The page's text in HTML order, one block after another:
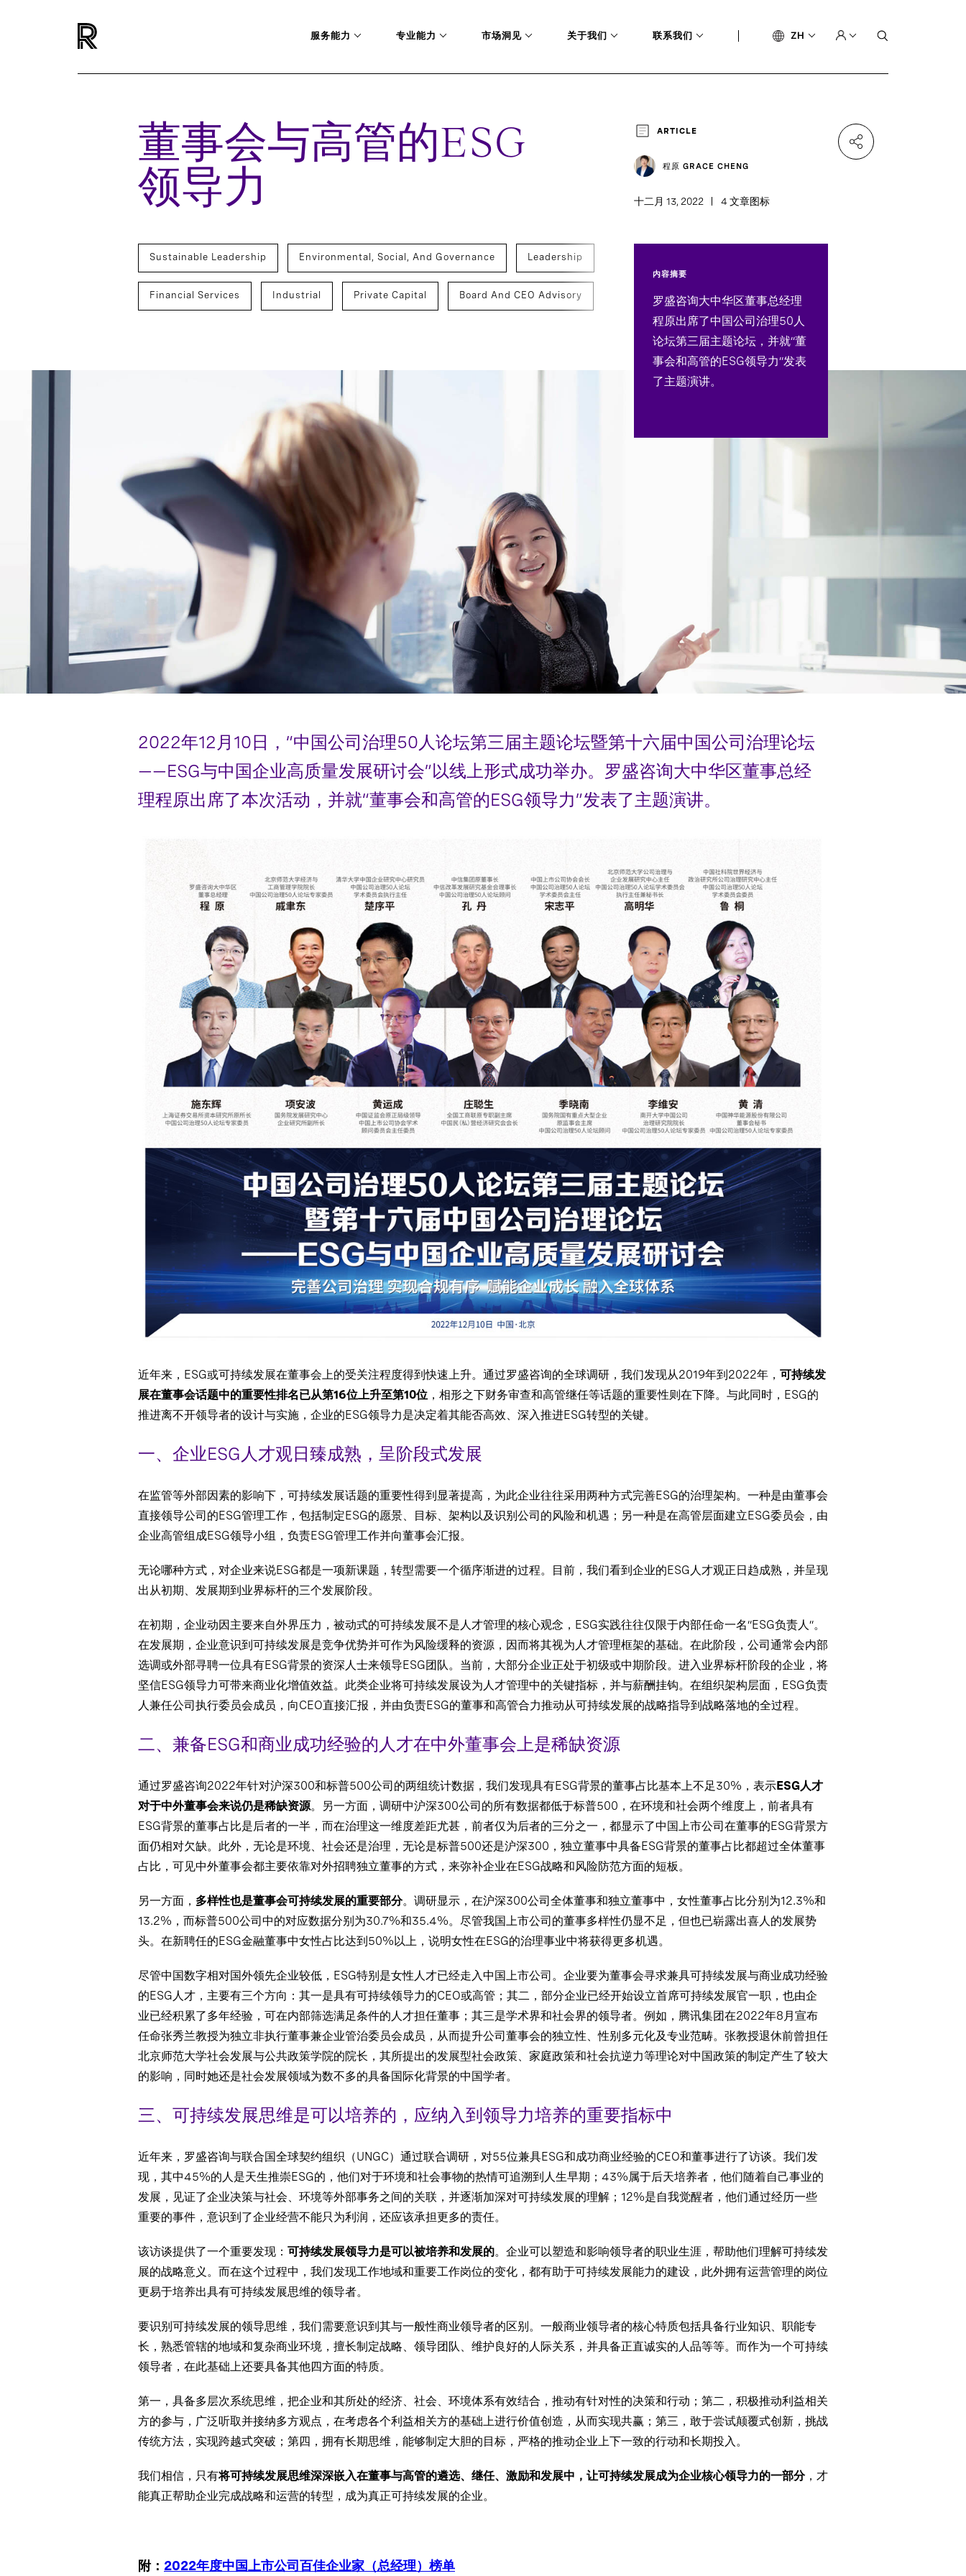
服务能力 专业能力 市场洞见 关于我们 联系我们 ZH
董事会与高管的ESG
领导力
ARTICLE
程原 GRACE CHENG
十二月 13, 2022 4 文章图标
Sustainable Leadership Environmental, Social, And Governance Leadership
Financial Services Industrial Private Capital Board And CEO Advisory
内容摘要
罗盛咨询大中华区董事总经理
程原出席了中国公司治理50人
论坛第三届主题论坛，并就“董
事会和高管的ESG领导力”发表
了主题演讲。
2022年12月10日，“中国公司治理50人论坛第三届主题论坛暨第十六届中国公司治理论坛
——ESG与中国企业高质量发展研讨会”以线上形式成功举办。罗盛咨询大中华区董事总经
理程原出席了本次活动，并就“董事会和高管的ESG领导力”发表了主题演讲。
近年来，ESG或可持续发展在董事会上的受关注程度得到快速上升。通过罗盛咨询的全球调研，我们发现从2019年到2022年， 可持续发
展在董事会话题中的重要性排名已从第16位上升至第10位 ，相形之下财务审查和高管继任等话题的重要性则在下降。与此同时，ESG的
推进离不开领导者的设计与实施，企业的ESG领导力是决定着其能否高效、深入推进ESG转型的关键。
一、企业ESG人才观日臻成熟，呈阶段式发展
在监管等外部因素的影响下，可持续发展话题的重要性得到显著提高，为此企业往往采用两种方式完善ESG的治理架构。一种是由董事会
直接领导公司的ESG管理工作，包括制定ESG的愿景、目标、架构以及识别公司的风险和机遇；另一种是在高管层面建立ESG委员会，由
企业高管组成ESG领导小组，负责ESG管理工作并向董事会汇报。
无论哪种方式，对企业来说ESG都是一项新课题，转型需要一个循序渐进的过程。目前，我们看到企业的ESG人才观正日趋成熟，并呈现
出从初期、发展期到业界标杆的三个发展阶段。
在初期，企业动因主要来自外界压力，被动式的可持续发展不是人才管理的核心观念，ESG实践往往仅限于内部任命一名“ESG负责人”。
在发展期，企业意识到可持续发展是竞争优势并可作为风险缓释的资源，因而将其视为人才管理框架的基础。在此阶段，公司通常会内部
选调或外部寻聘一位具有ESG背景的资深人士来领导ESG团队。当前，大部分企业正处于初级或中期阶段。进入业界标杆阶段的企业，将
坚信ESG领导力可带来商业化增值效益。此类企业将可持续发展设为人才管理中的关键指标，并与薪酬挂钩。在组织架构层面，ESG负责
人兼任公司执行委员会成员，向CEO直接汇报，并由负责ESG的董事和高管合力推动从可持续发展的战略指导到战略落地的全过程。
二、兼备ESG和商业成功经验的人才在中外董事会上是稀缺资源
通过罗盛咨询2022年针对沪深300和标普500公司的两组统计数据，我们发现具有ESG背景的董事占比基本上不足30%，表示ESG人才
对于中外董事会来说仍是稀缺资源。另一方面，调研中沪深300公司的所有数据都低于标普500，在环境和社会两个维度上，前者具有
ESG背景的董事占比是后者的一半，而在治理这一维度差距尤甚，前者仅为后者的三分之一，都显示了中国上市公司在董事的ESG背景方
面仍相对欠缺。此外，无论是环境、社会还是治理，无论是标普500还是沪深300，独立董事中具备ESG背景的董事占比都超过全体董事
占比，可见中外董事会都主要依靠对外招聘独立董事的方式，来弥补企业在ESG战略和风险防范方面的短板。
另一方面， 多样性也是董事会可持续发展的重要部分。调研显示，在沪深300公司全体董事和独立董事中，女性董事占比分别为12.3%和
13.2%，而标普500公司中的对应数据分别为30.7%和35.4%。尽管我国上市公司的董事多样性仍显不足，但也已崭露出喜人的发展势
头。在新聘任的ESG金融董事中女性占比达到50%以上，说明女性在ESG的治理事业中将获得更多机遇。
尽管中国数字相对国外领先企业较低，ESG特别是女性人才已经走入中国上市公司。企业要为董事会寻求兼具可持续发展与商业成功经验
的ESG人才，主要有三个方向：其一是具有可持续领导力的CEO或高管；其二，部分企业已经开始设立首席可持续发展官一职，也由企
业已经积累了多年经验，可在内部筛选满足条件的人才担任董事；其三是学术界和社会界的领导者。例如，腾讯集团在2022年8月宣布
任命张秀兰教授为独立非执行董事兼企业管治委员会成员，从而提升公司董事会的独立性、性别多元化及专业范畴。张教授退休前曾担任
北京师范大学社会发展与公共政策学院的院长，其所提出的发展型社会政策、家庭政策和社会抗逆力等理论对中国政策的制定产生了较大
的影响，同时她还是社会发展领域为数不多的具备国际化背景的中国学者。
三、可持续发展思维是可以培养的，应纳入到领导力培养的重要指标中
近年来，罗盛咨询与联合国全球契约组织（UNGC）通过联合调研，对55位兼具ESG和成功商业经验的CEO和董事进行了访谈。我们发
现，其中45%的人是天生推崇ESG的，他们对于环境和社会事物的热情可追溯到人生早期；43%属于后天培养者，他们随着自己事业的
发展，见证了企业决策与社会、环境等外部事务之间的关联，并逐渐加深对可持续发展的理解；12%是自我觉醒者，他们通过经历一些
重要的事件，意识到了企业经营不能只为利润，还应该承担更多的责任。
该访谈提供了一个重要发现： 可持续发展领导力是可以被培养和发展的。企业可以塑造和影响领导者的职业生涯，帮助他们理解可持续发
展的战略意义。而在这个过程中，我们发现工作地域和重要工作岗位的变化，都有助于可持续发展能力的建设，此外拥有运营管理的岗位
更易于培养出具有可持续发展思维的领导者。
要识别可持续发展的领导思维，我们需要意识到其与一般性商业领导者的区别。一般商业领导者的核心特质包括具备行业知识、职能专
长，熟悉管辖的地域和复杂商业环境，擅长制定战略、领导团队、维护良好的人际关系，并具备正直诚实的人品等等。而作为一个可持续
领导者，在此基础上还要具备其他四方面的特质。
第一，具备多层次系统思维，把企业和其所处的经济、社会、环境体系有效结合，推动有针对性的决策和行动；第二，积极推动利益相关
方的参与，广泛听取并接纳多方观点，在考虑各个利益相关方的基础上进行价值创造，从而实现共赢；第三，敢于尝试颠覆式创新，挑战
传统方法，实现跨越式突破；第四，拥有长期思维，能够制定大胆的目标，严格的推动企业上下一致的行动和长期投入。
我们相信，只有将可持续发展思维深深嵌入在董事与高管的遴选、继任、激励和发展中，让可持续发展成为企业核心领导力的一部分，才
能真正帮助企业完成战略和运营的转型，成为真正可持续发展的企业。
附： 2022年度中国上市公司百佳企业家（总经理）榜单